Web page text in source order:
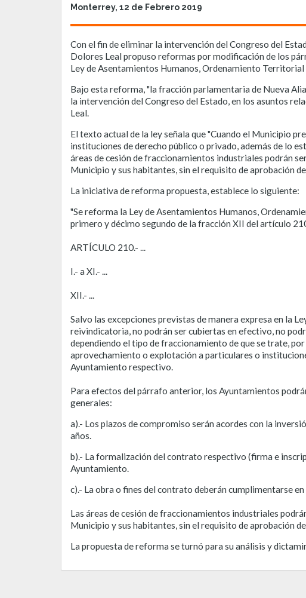
Monterrey, 12 de Febrero 2019
Con el fin de eliminar la intervención del Congreso del
Dolores Leal propuso reformas por modificación de los
Ley de Asentamientos Humanos, Ordenamiento
Bajo esta reforma, "la fracción parlamentaria de Nueva
la intervención del Congreso del Estado, en los asuntos
Leal.
El texto actual de la ley señala que "Cuando el Municipio
instituciones de derecho público o privado, además de lo
áreas de cesión de fraccionamientos industriales podrán
Municipio y sus habitantes, sin el requisito de aprobación
La iniciativa de reforma propuesta, establece lo siguiente:
"Se reforma la Ley de Asentamientos Humanos,
primero y décimo segundo de la fracción XII del artículo
ARTÍCULO 210.- ...
I.- a XI.- ...
XII.- ...
Salvo las excepciones previstas de manera expresa en la
reivindicatoria, no podrán ser cubiertas en efectivo, no
dependiendo el tipo de fraccionamiento de que se trate,
aprovechamiento o explotación a particulares o
Ayuntamiento respectivo.
Para efectos del párrafo anterior, los Ayuntamientos
generales:
a).- Los plazos de compromiso serán acordes con la
años.
b).- La formalización del contrato respectivo (firma e
Ayuntamiento.
c).- La obra o fines del contrato deberán cumplimentarse
Las áreas de cesión de fraccionamientos industriales
Municipio y sus habitantes, sin el requisito de aprobación
La propuesta de reforma se turnó para su análisis y